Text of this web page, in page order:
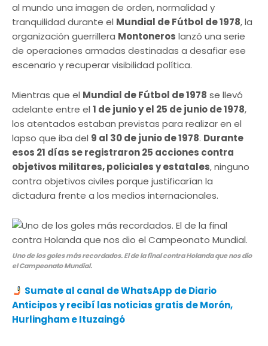
al mundo una imagen de orden, normalidad y
tranquilidad durante el Mundial de Fútbol de 1978, la
organización guerrillera Montoneros lanzó una serie
de operaciones armadas destinadas a desafiar ese
escenario y recuperar visibilidad política.
Mientras que el Mundial de Fútbol de 1978 se llevó
adelante entre el 1 de junio y el 25 de junio de 1978,
los atentados estaban previstas para realizar en el
lapso que iba del 9 al 30 de junio de 1978. Durante
esos 21 días se registraron 25 acciones contra
objetivos militares, policiales y estatales, ninguno
contra objetivos civiles porque justificarían la
dictadura frente a los medios internacionales.
Uno de los goles más recordados. El de la final contra Holanda que nos dio
el Campeonato Mundial.
Sumate al canal de WhatsApp de Diario
Anticipos y recibí las noticias gratis de Morón,
Hurlingham e Ituzaingó